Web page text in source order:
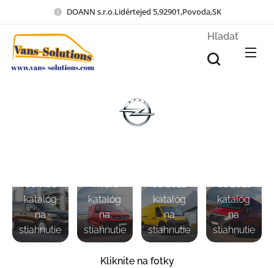
DOANN s.r.o.Lidértejed 5,92901,Povoda,SK
Hľadať
Combo
katalóg
na
stiahnutie
Vivaro
katalóg
na
stiahnutie
od 2022
katalóg
na
stiahnutie
do 2021
katalóg
na
stiahnutie
Kliknite na fotky